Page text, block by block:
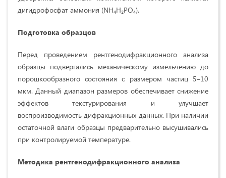
дигидрофосфат аммония (NH₄H₂PO₄).
Подготовка образцов
Перед проведением рентгенодифракционного анализа
образцы подвергались механическому измельчению до
порошкообразного состояния с размером частиц 5–10
мкм. Данный диапазон размеров обеспечивает снижение
эффектов текстурирования и улучшает
воспроизводимость дифракционных данных. При наличии
остаточной влаги образцы предварительно высушивались
при контролируемой температуре.
Методика рентгенодифракционного анализа